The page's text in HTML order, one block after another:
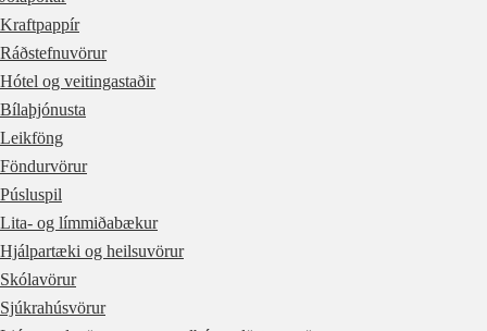
Kraftpappír
Ráðstefnuvörur
Hótel og veitingastaðir
Bílaþjónusta
Leikföng
Föndurvörur
Púsluspil
Lita- og límmiðabækur
Hjálpartæki og heilsuvörur
Skólavörur
Sjúkrahúsvörur